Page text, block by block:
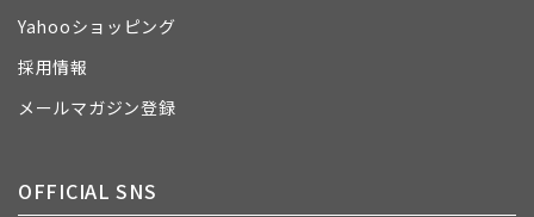
Yahooショッピング
採用情報
メールマガジン登録
OFFICIAL SNS